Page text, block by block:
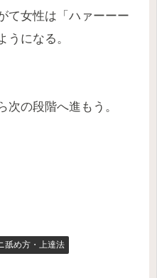
て女性は「ハァーーー
うになる。
次の段階へ進もう。
舐め方・上達法